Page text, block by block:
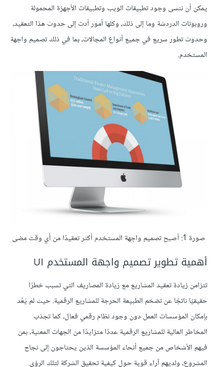
يمكن أن ننسى وجود تطبيقات الويب وتطبيقات الأجهزة المحمولة
وروبوتات الدردشة وما إلى ذلك، وكلها أمور أدت إلى حدوث هذا التعقيد،
وحدوث تطور سريع في جميع أنواع المجالات، بما في ذلك تصميم واجهة
المستخدم.
صورة 1: أصبح تصميم واجهة المستخدم أكثر تعقيدًا من أي وقت مضى
أهمية تطوير تصميم واجهة المستخدم UI
تتزامن زيادة تعقيد المشاريع مع زيادة المصاريف التي تسبب خطرًا
حقيقيًا ناتجًا عن تضخم الطبيعة الحرجة للمشاريع الرقمية. حيث لم يَعُد
بإمكان المؤسسات العمل دون وجود نظام رقمي فعال، كما تجذب
المخاطر العالية للمشاريع الرقمية عددًا متزايدًا من الجهات المعنية، بمن
فيهم الأشخاص من جميع أنحاء المؤسسة الذين يحتاجون إلى نجاح
المشروع، ولديهم آراء قوية حول كيفية تحقيق الشركة لتلك الرؤى